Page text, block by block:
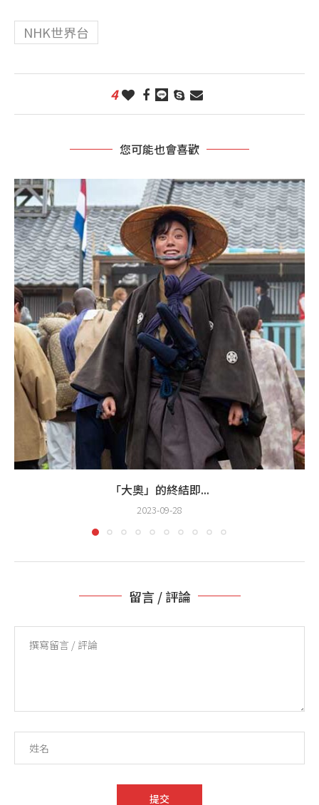
NHK世界台
4
您可能也會喜歡
「大奧」的終結即...
2023-09-28
留言 / 評論